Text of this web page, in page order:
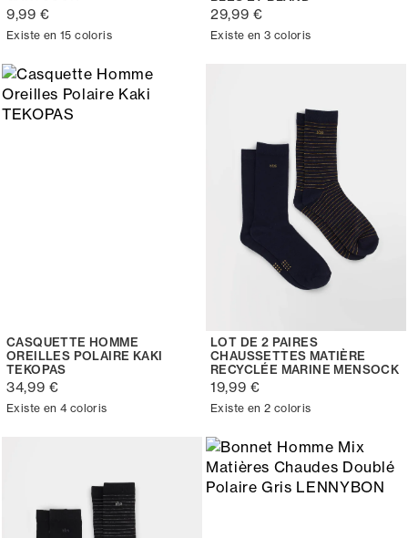
9,99 €
Existe en 15 coloris
29,99 €
Existe en 3 coloris
CASQUETTE HOMME
OREILLES POLAIRE KAKI
TEKOPAS
34,99 €
Existe en 4 coloris
LOT DE 2 PAIRES
CHAUSSETTES MATIÈRE
RECYCLÉE MARINE MENSOCK
19,99 €
Existe en 2 coloris